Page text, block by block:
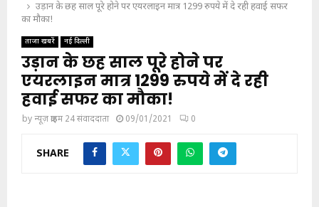
उड़ान के छह साल पूरे होने पर एयरलाइन मात्र 1299 रुपये में दे रही हवाई सफर
का मौका!
ताजा खबरें नई दिल्ली
उड़ान के छह साल पूरे होने पर
एयरलाइन मात्र 1299 रुपये में दे रही
हवाई सफर का मौका!
byन्यूज़ क्राइम 24 संवाददाता 09/01/2021 0
SHARE